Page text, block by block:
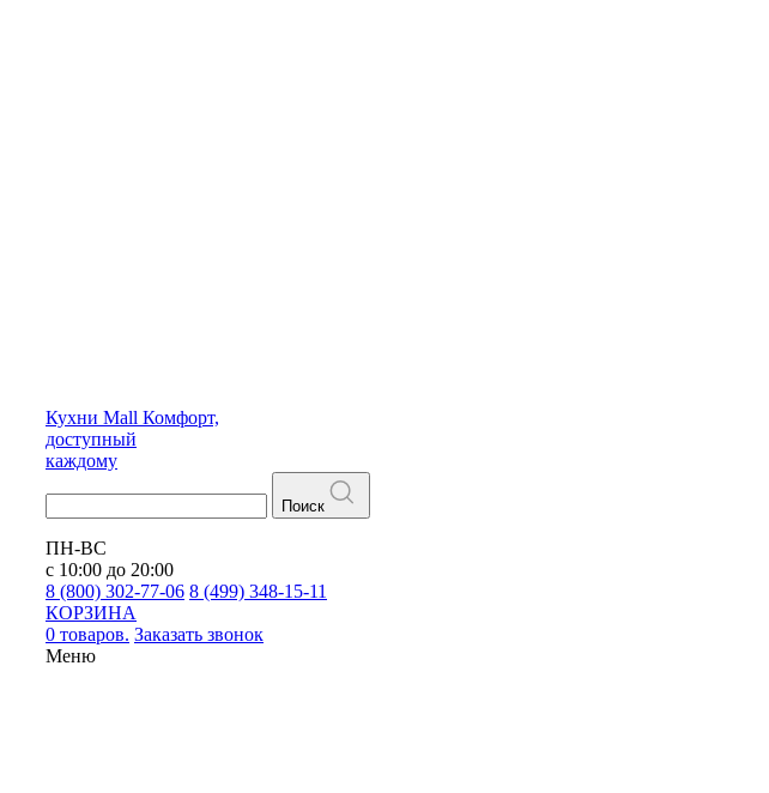
Кухни Mall Комфорт,
доступный
каждому
Поиск
ПН-ВС
с 10:00 до 20:00
8 (800) 302-77-06 8 (499) 348-15-11
КОРЗИНА
0 товаров. Заказать звонок
Меню